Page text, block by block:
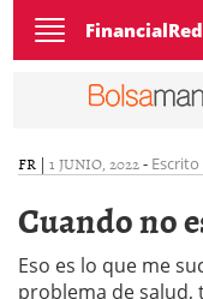
Toggle
navigation
FinancialRed
FR | 1 JUNIO, 2022-
Cuando no
Eso es lo que me
problema de salud,